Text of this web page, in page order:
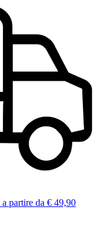
a partire da € 49,90